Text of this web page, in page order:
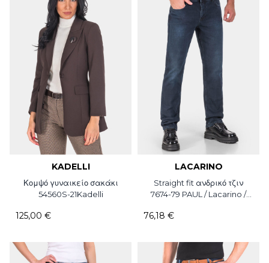
KADELLI
Κομψό γυναικείο σακάκι
54560S-21Kadelli
125,00 €
LACARINO
Straight fit ανδρικό τζιν
7674-79 PAUL / Lacarino /
76,18 €